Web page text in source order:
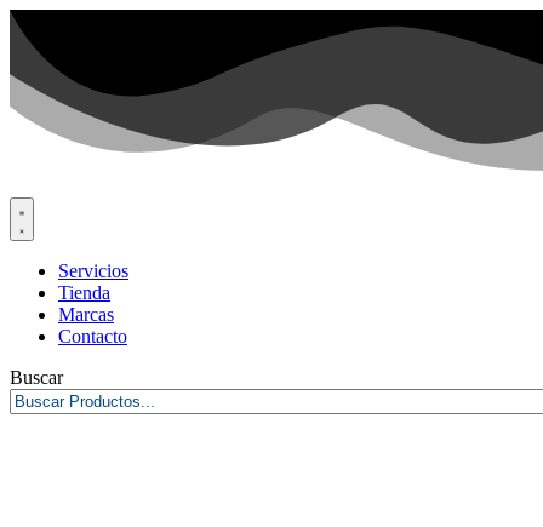
Servicios
Tienda
Marcas
Contacto
Buscar